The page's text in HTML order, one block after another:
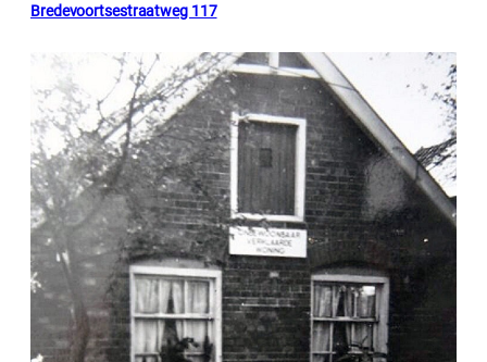
Bredevoortsestraatweg 117